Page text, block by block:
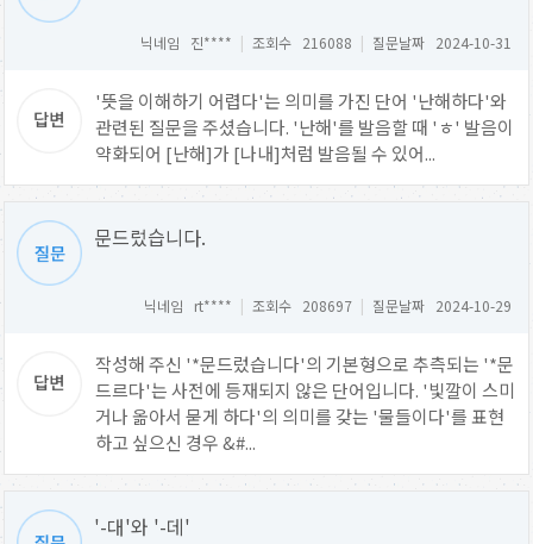
닉네임 진**** | 조회수 216088 | 질문날짜 2024-10-31
'뜻을 이해하기 어렵다'는 의미를 가진 단어 '난해하다'와
관련된 질문을 주셨습니다. '난해'를 발음할 때 'ㅎ' 발음이
약화되어 [난해]가 [나내]처럼 발음될 수 있어...
문드렀습니다.
닉네임 rt**** | 조회수 208697 | 질문날짜 2024-10-29
작성해 주신 '*문드렀습니다'의 기본형으로 추측되는 '*문
드르다'는 사전에 등재되지 않은 단어입니다. '빛깔이 스미
거나 옮아서 묻게 하다'의 의미를 갖는 '물들이다'를 표현
하고 싶으신 경우 &#...
'-대'와 '-데'